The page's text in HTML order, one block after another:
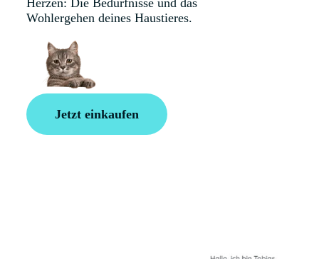
Herzen: Die Bedürfnisse und das
Wohlergehen deines Haustieres.
Jetzt einkaufen